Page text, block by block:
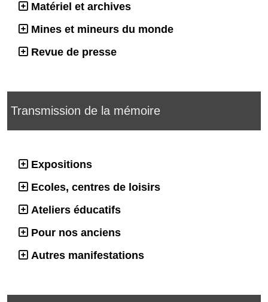
Matériel et archives
Mines et mineurs du monde
Revue de presse
Transmission de la mémoire
Expositions
Ecoles, centres de loisirs
Ateliers éducatifs
Pour nos anciens
Autres manifestations